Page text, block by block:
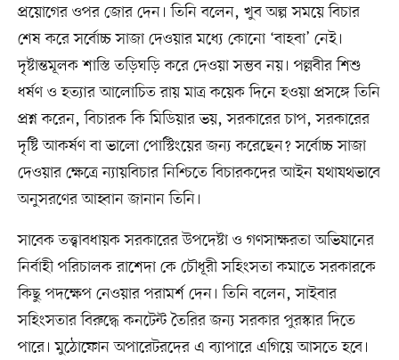
প্রয়োগের ওপর জোর দেন। তিনি বলেন, খুব অল্প সময়ে বিচার
শেষ করে সর্বোচ্চ সাজা দেওয়ার মধ্যে কোনো ‘বাহবা’ নেই।
দৃষ্টান্তমূলক শাস্তি তড়িঘড়ি করে দেওয়া সম্ভব নয়। পল্লবীর শিশু
ধর্ষণ ও হত্যার আলোচিত রায় মাত্র কয়েক দিনে হওয়া প্রসঙ্গে তিনি
প্রশ্ন করেন, বিচারক কি মিডিয়ার ভয়, সরকারের চাপ, সরকারের
দৃষ্টি আকর্ষণ বা ভালো পোস্টিংয়ের জন্য করেছেন? সর্বোচ্চ সাজা
দেওয়ার ক্ষেত্রে ন্যায়বিচার নিশ্চিতে বিচারকদের আইন যথাযথভাবে
অনুসরণের আহ্বান জানান তিনি।
সাবেক তত্ত্বাবধায়ক সরকারের উপদেষ্টা ও গণসাক্ষরতা অভিযানের
নির্বাহী পরিচালক রাশেদা কে চৌধূরী সহিংসতা কমাতে সরকারকে
কিছু পদক্ষেপ নেওয়ার পরামর্শ দেন। তিনি বলেন, সাইবার
সহিংসতার বিরুদ্ধে কনটেন্ট তৈরির জন্য সরকার পুরস্কার দিতে
পারে। মুঠোফোন অপারেটরদের এ ব্যাপারে এগিয়ে আসতে হবে।